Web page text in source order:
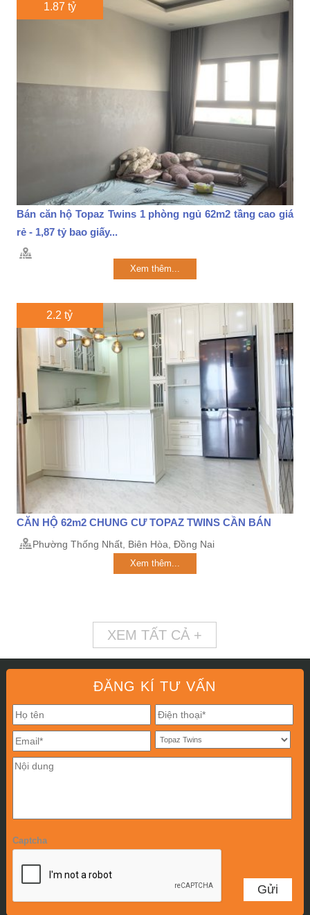
1.87 tỷ
Bán căn hộ Topaz Twins 1 phòng ngủ 62m2 tầng cao giá
rẻ - 1,87 tỷ bao giấy...
Xem thêm...
2.2 tỷ
CĂN HỘ 62m2 CHUNG CƯ TOPAZ TWINS CẦN BÁN
Phường Thống Nhất, Biên Hòa, Đồng Nai
Xem thêm...
XEM TẤT CẢ +
ĐĂNG KÍ TƯ VẤN
Captcha